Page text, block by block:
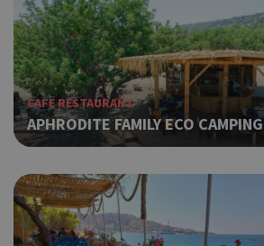
CAFE RESTAURANT
APHRODITE FAMILY ECO CAMPING